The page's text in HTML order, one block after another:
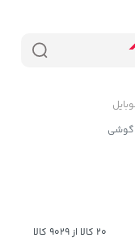
گوشی
20 کالا از 9029 کالا